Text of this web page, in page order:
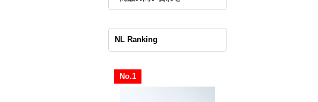
NL Ranking
No.1